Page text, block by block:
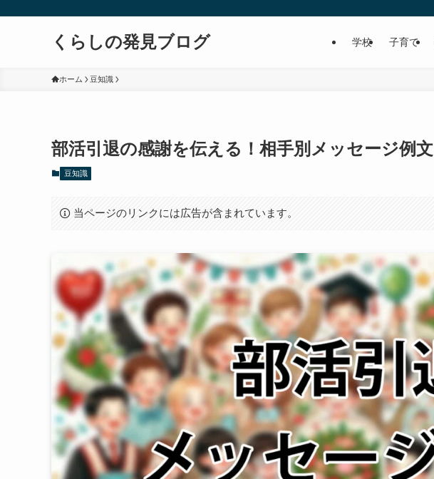
くらしの発見ブログ 学校 子育て
ホーム 豆知識
部活引退の感謝を伝える！相手別メッセージ例文
豆知識
当ページのリンクには広告が含まれています。